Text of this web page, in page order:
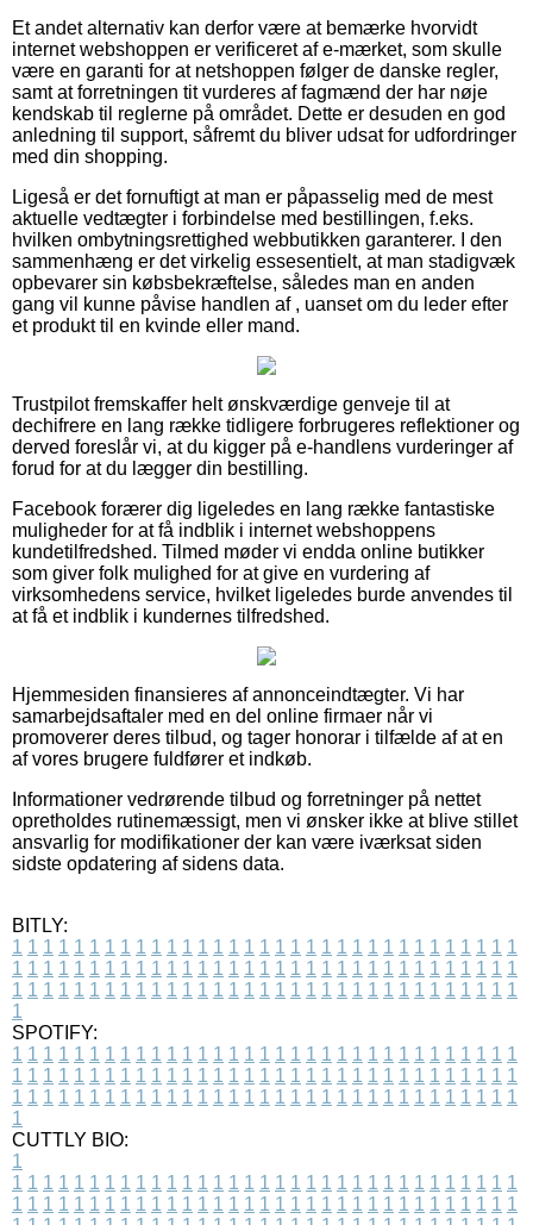
Et andet alternativ kan derfor være at bemærke hvorvidt
internet webshoppen er verificeret af e-mærket, som skulle
være en garanti for at netshoppen følger de danske regler,
samt at forretningen tit vurderes af fagmænd der har nøje
kendskab til reglerne på området. Dette er desuden en god
anledning til support, såfremt du bliver udsat for udfordringer
med din shopping.
Ligeså er det fornuftigt at man er påpasselig med de mest
aktuelle vedtægter i forbindelse med bestillingen, f.eks.
hvilken ombytningsrettighed webbutikken garanterer. I den
sammenhæng er det virkelig essesentielt, at man stadigvæk
opbevarer sin købsbekræftelse, således man en anden
gang vil kunne påvise handlen af , uanset om du leder efter
et produkt til en kvinde eller mand.
Trustpilot fremskaffer helt ønskværdige genveje til at
dechifrere en lang række tidligere forbrugeres reflektioner og
derved foreslår vi, at du kigger på e-handlens vurderinger af
forud for at du lægger din bestilling.
Facebook forærer dig ligeledes en lang række fantastiske
muligheder for at få indblik i internet webshoppens
kundetilfredshed. Tilmed møder vi endda online butikker
som giver folk mulighed for at give en vurdering af
virksomhedens service, hvilket ligeledes burde anvendes til
at få et indblik i kundernes tilfredshed.
Hjemmesiden finansieres af annonceindtægter. Vi har
samarbejdsaftaler med en del online firmaer når vi
promoverer deres tilbud, og tager honorar i tilfælde af at en
af vores brugere fuldfører et indkøb.
Informationer vedrørende tilbud og forretninger på nettet
opretholdes rutinemæssigt, men vi ønsker ikke at blive stillet
ansvarlig for modifikationer der kan være iværksat siden
sidste opdatering af sidens data.
BITLY:
1 1 1 1 1 1 1 1 1 1 1 1 1 1 1 1 1 1 1 1 1 1 1 1 1 1 1 1 1 1 1 1 1
1 1 1 1 1 1 1 1 1 1 1 1 1 1 1 1 1 1 1 1 1 1 1 1 1 1 1 1 1 1 1 1 1
1 1 1 1 1 1 1 1 1 1 1 1 1 1 1 1 1 1 1 1 1 1 1 1 1 1 1 1 1 1 1 1 1
1
SPOTIFY:
1 1 1 1 1 1 1 1 1 1 1 1 1 1 1 1 1 1 1 1 1 1 1 1 1 1 1 1 1 1 1 1 1
1 1 1 1 1 1 1 1 1 1 1 1 1 1 1 1 1 1 1 1 1 1 1 1 1 1 1 1 1 1 1 1 1
1 1 1 1 1 1 1 1 1 1 1 1 1 1 1 1 1 1 1 1 1 1 1 1 1 1 1 1 1 1 1 1 1
1
CUTTLY BIO:
1
1 1 1 1 1 1 1 1 1 1 1 1 1 1 1 1 1 1 1 1 1 1 1 1 1 1 1 1 1 1 1 1 1
1 1 1 1 1 1 1 1 1 1 1 1 1 1 1 1 1 1 1 1 1 1 1 1 1 1 1 1 1 1 1 1 1